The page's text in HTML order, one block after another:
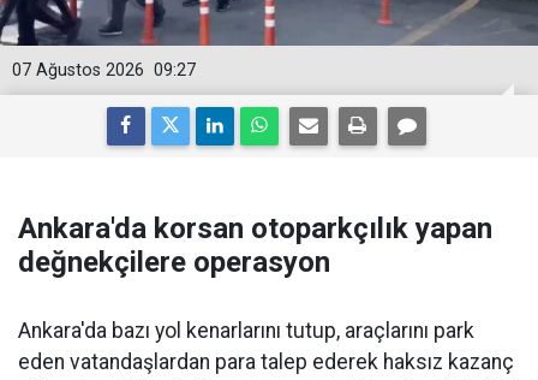
09:27
07 Ağustos 2026
Ankara'da korsan otoparkçılık yapan
değnekçilere operasyon
Ankara'da bazı yol kenarlarını tutup, araçlarını park
eden vatandaşlardan para talep ederek haksız kazanç